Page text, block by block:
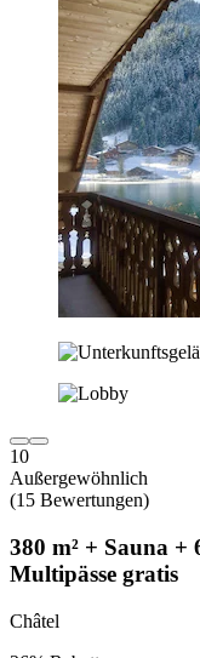
10
Außergewöhnlich
(15 Bewertungen)
380 m² + Sauna +
Multipässe gratis
Châtel